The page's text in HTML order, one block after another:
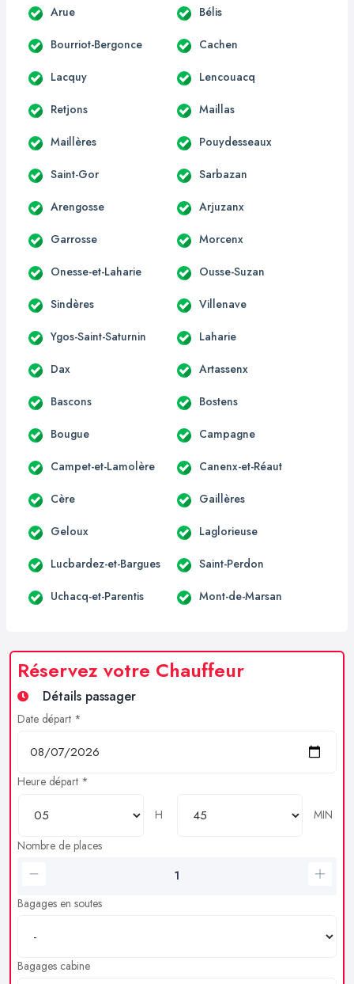
Arue Bélis
Bourriot-Bergonce Cachen
Lacquy Lencouacq
Retjons Maillas
Maillères Pouydesseaux
Saint-Gor Sarbazan
Arengosse Arjuzanx
Garrosse Morcenx
Onesse-et-Laharie Ousse-Suzan
Sindères Villenave
Ygos-Saint-Saturnin Laharie
Dax Artassenx
Bascons Bostens
Bougue Campagne
Campet-et-Lamolère Canenx-et-Réaut
Cère Gaillères
Geloux Laglorieuse
Lucbardez-et-Bargues Saint-Perdon
Uchacq-et-Parentis Mont-de-Marsan
Réservez votre Chauffeur
Détails passager
Date départ *
Heure départ *
H
MIN
Nombre de places
Bagages en soutes
Bagages cabine